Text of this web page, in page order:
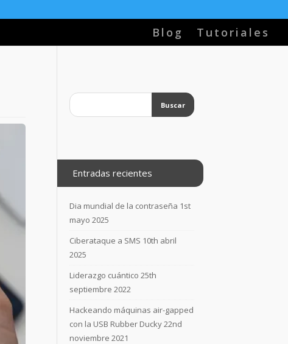
Blog Tutoriales
Entradas recientes
Dia mundial de la contraseña 1st
mayo 2025
Ciberataque a SMS 10th abril
2025
Liderazgo cuántico 25th
septiembre 2022
Hackeando máquinas air-gapped
con la USB Rubber Ducky22nd
noviembre 2021